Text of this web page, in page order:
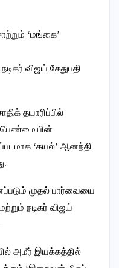
‘மங்கை’
விஜய் சேதுபதி
தயாரிப்பில்
பெண்மையின்
‘கயல்’ ஆனந்தி
முதல் பார்வையை
நடிகர் விஜய்
அமீர் இயக்கத்தில்